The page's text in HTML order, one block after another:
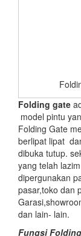
Folding gate
model pintu
Folding Gate
berlipat lipat
dibuka tutup.
yang telah
dipergunakan
pasar,toko dan
dan lain- lain.
Fungsi